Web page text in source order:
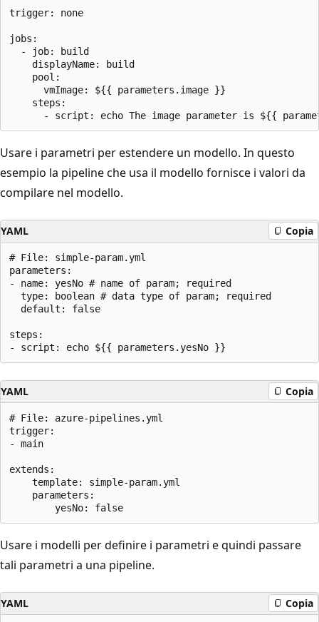
trigger: none
jobs:
  - job: build
    displayName: build
    pool:
      vmImage: ${{ parameters.image }}
    steps:
Usare i parametri per estendere un modello. In questo
esempio la pipeline che usa il modello fornisce i valori da
compilare nel modello.
YAML Copia
# File: simple-param.yml
parameters:
- name: yesNo # name of param; required
  type: boolean # data type of param; required
  default: false
steps:
YAML Copia
# File: azure-pipelines.yml
trigger:
- main
extends:
    template: simple-param.yml
    parameters:
Usare i modelli per definire i parametri e quindi passare
tali parametri a una pipeline.
YAML Copia